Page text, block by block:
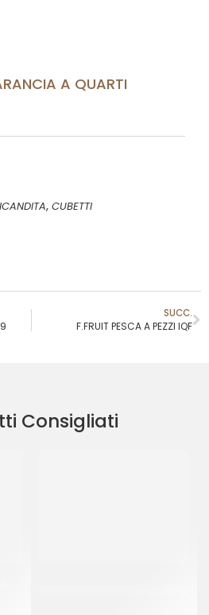
A QUARTI
, CUBETTI
SUCC.
F.FRUIT PESCA A PEZZI IQF
Consigliati